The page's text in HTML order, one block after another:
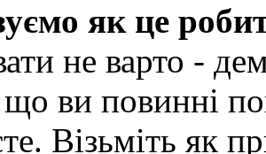
як це
не варто -
що ви повинні
Візьміть як